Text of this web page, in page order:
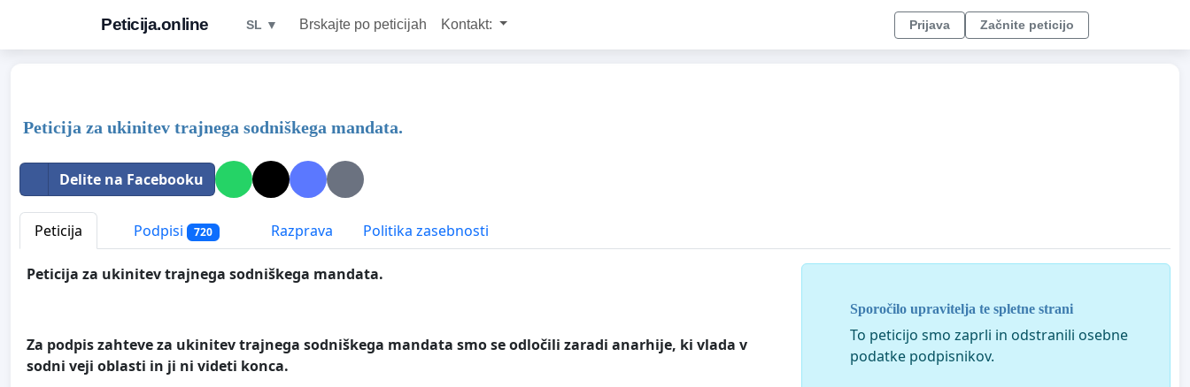
Peticija.online SL ▼ Brskajte po peticijah Kontakt: Prijava Začnite peticijo
Peticija za ukinitev trajnega sodniškega mandata.
Delite na Facebooku
Peticija Podpisi 720 Razprava Politika zasebnosti
Peticija za ukinitev trajnega sodniškega mandata.
Za podpis zahteve za ukinitev trajnega sodniškega mandata smo se odločili zaradi anarhije, ki vlada v
sodni veji oblasti in ji ni videti konca.
Sporočilo upravitelja te spletne strani
To peticijo smo zaprli in odstranili osebne
podatke podpisnikov.